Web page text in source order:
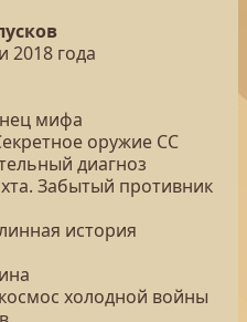
2018 года
мифа
оружие СС
диагноз
Забытый противник
история
холодной войны